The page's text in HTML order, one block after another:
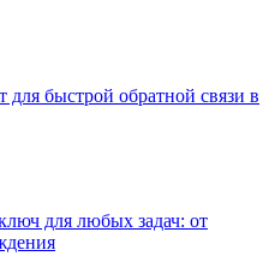
для быстрой обратной связи в
для любых задач: от